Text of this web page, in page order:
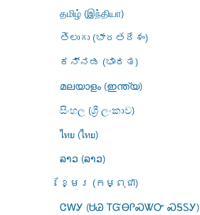
தமிழ் (இந்தியா)
తెలుగు (భారతదేశం)
ಕನ್ನಡ (ಭಾರತ)
മലയാളം (ഇന്ത്യ)
සිංහල (ශ්‍රී ලංකාව)
ไทย (ไทย)
ລາວ (ລາວ)
ខ្មែរ (កម្ពុជា)
ᏣᎳᎩ (ᏌᏊ ᎢᏳᎾᎵᏍᏔᏅ ᏍᎦᏚᎩ)